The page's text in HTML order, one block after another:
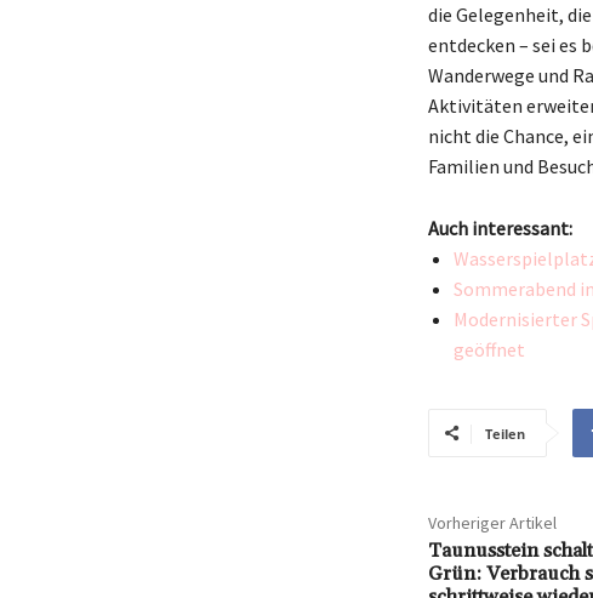
die Gelegenheit,
entdecken – sei es
Wanderwege und
Aktivitäten
nicht die Chance,
Familien und
Auch interessant:
Sommerabend
Modernisierter
geöffnet
Teilen
Vorheriger Artikel
Taunusstein
Grün: Verbrauch